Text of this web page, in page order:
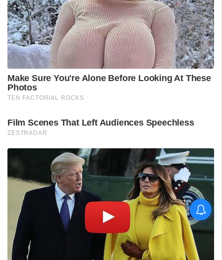
ടി ജി മോഹന്‍ദാസിന്റെ
അറസ്റ്റ് രേഖപ്പെടുത്തി; ഇന്ന്
കോടതിയില്‍ ഹാജരാക്കും